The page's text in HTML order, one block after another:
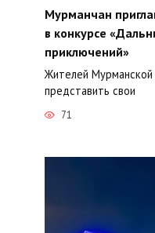
Мурманчан
в конкурсе
приключений»
Жителей
представить свои
71